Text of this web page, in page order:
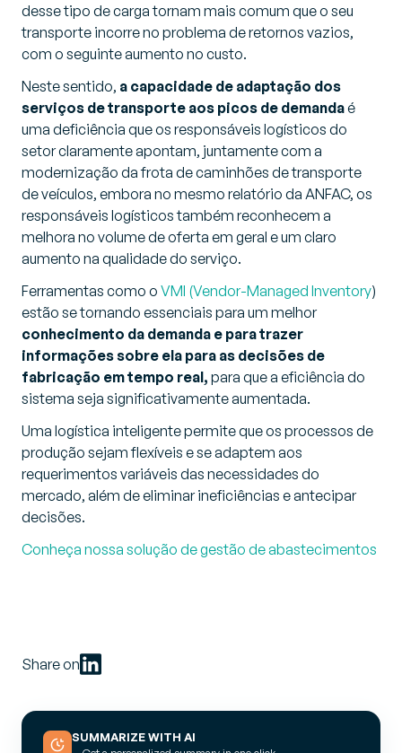
desse tipo de carga tornam mais comum que o seu
transporte incorre no problema de retornos vazios,
com o seguinte aumento no custo.
Neste sentido, a capacidade de adaptação dos
serviços de transporte aos picos de demandaé
uma deficiência que os responsáveis logísticos do
setor claramente apontam, juntamente com a
modernização da frota de caminhões de transporte
de veículos, embora no mesmo relatório da ANFAC, os
responsáveis logísticos também reconhecem a
melhora no volume de oferta em geral e um claro
aumento na qualidade do serviço.
Ferramentas como o VMI (Vendor-Managed Inventory)
estão se tornando essenciais para um melhor
conhecimento da demanda e para trazer
informaçõessobre ela para as decisões de
fabricação em tempo real, para que a eficiência do
sistema seja significativamente aumentada.
Uma logística inteligente permite que os processos de
produção sejam flexíveis e se adaptem aos
requerimentos variáveis das necessidades do
mercado, além de eliminar ineficiências e antecipar
decisões.
Conheça nossa solução de gestão de abastecimentos
Share on
SUMMARIZE WITH AI